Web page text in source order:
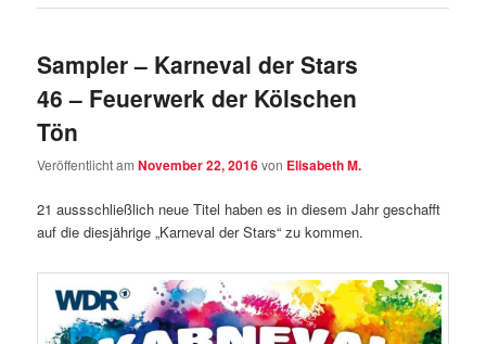
Sampler – Karneval der Stars
46 – Feuerwerk der Kölschen
Tön
Veröffentlicht amNovember 22, 2016von Elisabeth M.
21 aussschließlich neue Titel haben es in diesem Jahr geschafft
auf die diesjährige „Karneval der Stars“ zu kommen.